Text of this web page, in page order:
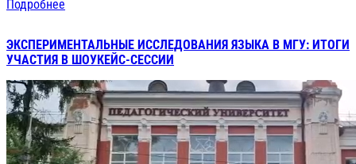
Подробнее
ЭКСПЕРИМЕНТАЛЬНЫЕ ИССЛЕДОВАНИЯ ЯЗЫКА В МГУ: ИТОГИ
УЧАСТИЯ В ШОУКЕЙС-СЕССИИ